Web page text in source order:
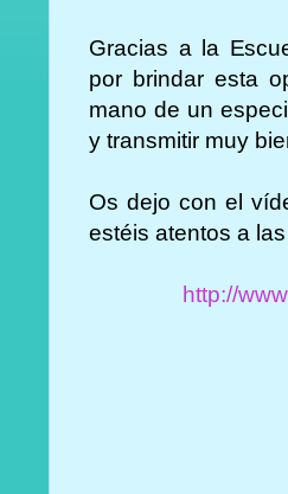
Gracias a la
por brindar esta
mano de un
y transmitir muy
Os dejo con el
estéis atentos a
http://